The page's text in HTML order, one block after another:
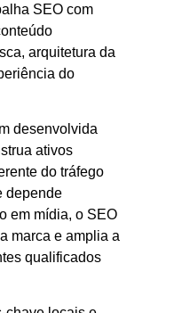
SEO com
arquitetura da
do
desenvolvida
ativos
do tráfego
depende
em mídia, o SEO
marca e amplia a
qualificados